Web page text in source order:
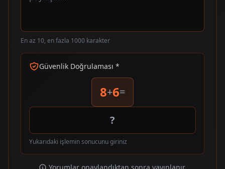
En az 10, en fazla 1000 karakter
Güvenlik Doğrulaması *
8+6=
Yukarıdaki işlemin sonucunu giriniz
Yorumlar onaylandıktan sonra yayınlanır.